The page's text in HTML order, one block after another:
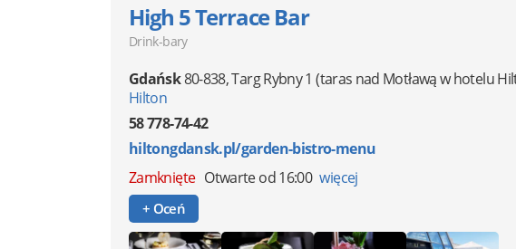
High 5 Terrace Bar
Drink-bary
Gdańsk80-838,Targ Rybny 1 (taras nad Motławą w hotelu
Hilton
58 778-74-42
hiltongdansk.pl/garden-bistro-menu
Zamknięte Otwarte od 16:00 więcej
+ Oceń